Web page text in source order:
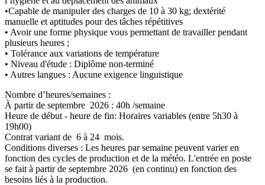
•Capable de manipuler des charges de 10 à 30 kg; dextérité
manuelle et aptitudes pour des tâches répétitives
• Avoir une forme physique vous permettant de travailler pendant
plusieurs heures ;
• Tolérance aux variations de température
• Niveau d'étude : Diplôme non-terminé
• Autres langues : Aucune exigence linguistique
Nombre d’heures/semaines :
À partir de septembre 2026 : 40h /semaine
Heure de début - heure de fin: Horaires variables (entre 5h30 à
19h00)
Contrat variant de 6 à 24 mois.
Conditions diverses : Les heures par semaine peuvent varier en
fonction des cycles de production et de la météo. L'entrée en poste
se fait à partir de septembre 2026 (en continu) en fonction des
besoins liés à la production.